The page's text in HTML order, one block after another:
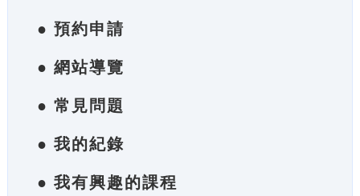
● 預約申請
● 網站導覽
● 常見問題
● 我的紀錄
● 我有興趣的課程